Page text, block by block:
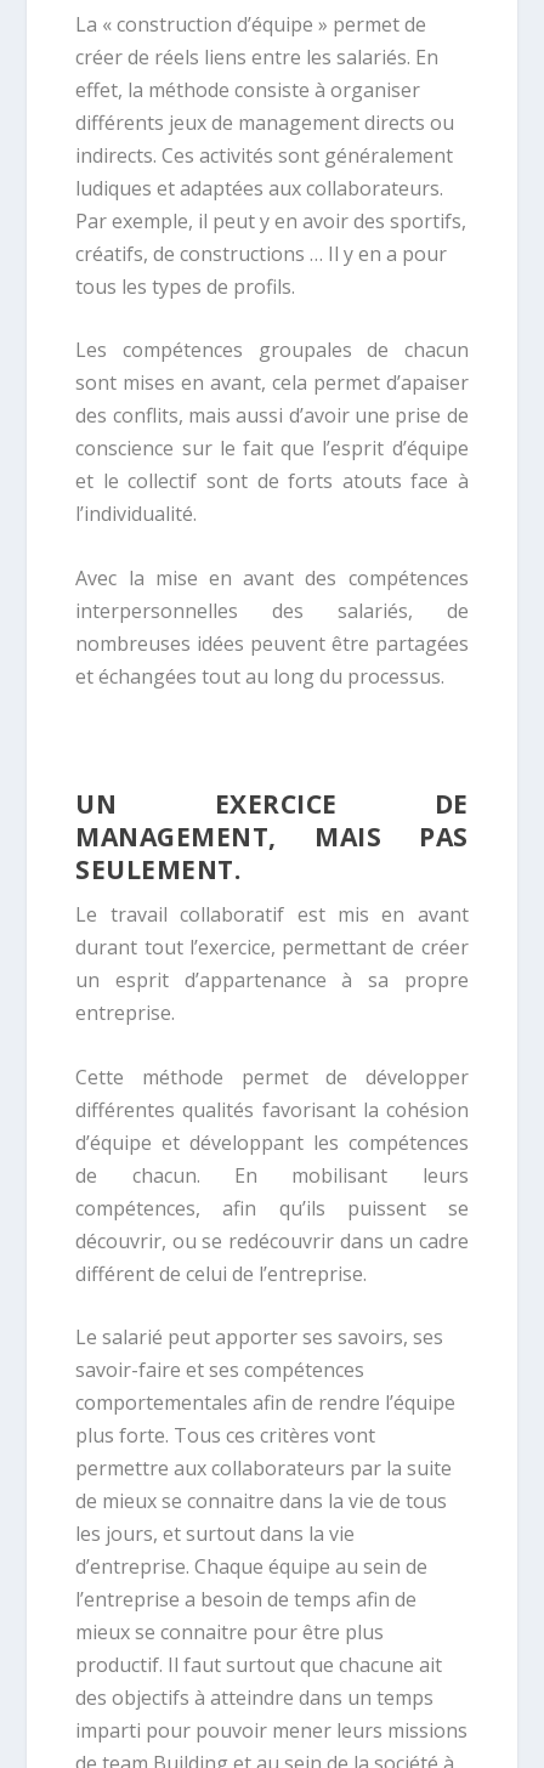
La « construction d’équipe » permet de
créer de réels liens entre les salariés. En
effet, la méthode consiste à organiser
différents jeux de management directs ou
indirects. Ces activités sont généralement
ludiques et adaptées aux collaborateurs.
Par exemple, il peut y en avoir des sportifs,
créatifs, de constructions … Il y en a pour
tous les types de profils.
Les compétences groupales de chacun
sont mises en avant, cela permet d’apaiser
des conflits, mais aussi d’avoir une prise de
conscience sur le fait que l’esprit d’équipe
et le collectif sont de forts atouts face à
l’individualité.
Avec la mise en avant des compétences
interpersonnelles des salariés, de
nombreuses idées peuvent être partagées
et échangées tout au long du processus.
UN EXERCICE DE
MANAGEMENT, MAIS PAS
SEULEMENT.
Le travail collaboratif est mis en avant
durant tout l’exercice, permettant de créer
un esprit d’appartenance à sa propre
entreprise.
Cette méthode permet de développer
différentes qualités favorisant la cohésion
d’équipe et développant les compétences
de chacun. En mobilisant leurs
compétences, afin qu’ils puissent se
découvrir, ou se redécouvrir dans un cadre
différent de celui de l’entreprise.
Le salarié peut apporter ses savoirs, ses
savoir-faire et ses compétences
comportementales afin de rendre l’équipe
plus forte. Tous ces critères vont
permettre aux collaborateurs par la suite
de mieux se connaitre dans la vie de tous
les jours, et surtout dans la vie
d’entreprise. Chaque équipe au sein de
l’entreprise a besoin de temps afin de
mieux se connaitre pour être plus
productif. Il faut surtout que chacune ait
des objectifs à atteindre dans un temps
imparti pour pouvoir mener leurs missions